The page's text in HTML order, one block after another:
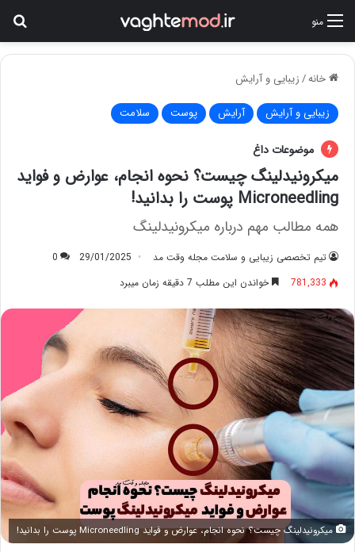
منو
خانه/زیبایی و آرایش
زیبایی و آرایش آرایش پوست سلامت
موضوعات داغ
میکرونیدلینگ چیست؟ نحوه انجام، عوارض و فواید
Microneedling پوست را بدانید!
همه مطالب مهم درباره میکرونیدلینگ
تیم تخصصی زیبایی و سلامت مجله وقت مد 29/01/2025
0
781,333
خواندن این مطلب 7 دقیقه زمان میبرد
میکرونیدلینگ چیست؟ نحوه انجام، عوارض و فواید Microneedling پوست را بدانید!